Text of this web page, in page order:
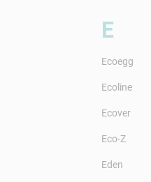
E
Ecoegg
Ecoline
Ecover
Eco-Z
Eden